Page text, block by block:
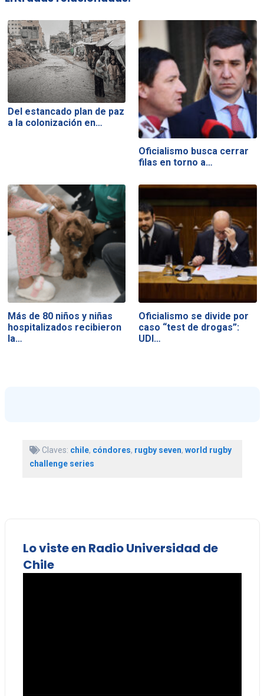
Del estancado plan de paz
a la colonización en…
Oficialismo busca cerrar
filas en torno a…
Más de 80 niños y niñas
hospitalizados recibieron
la…
Oficialismo se divide por
caso “test de drogas”:
UDI…
Claves: chile, cóndores, rugby seven, world rugby
challenge series
Lo viste en Radio Universidad de
Chile